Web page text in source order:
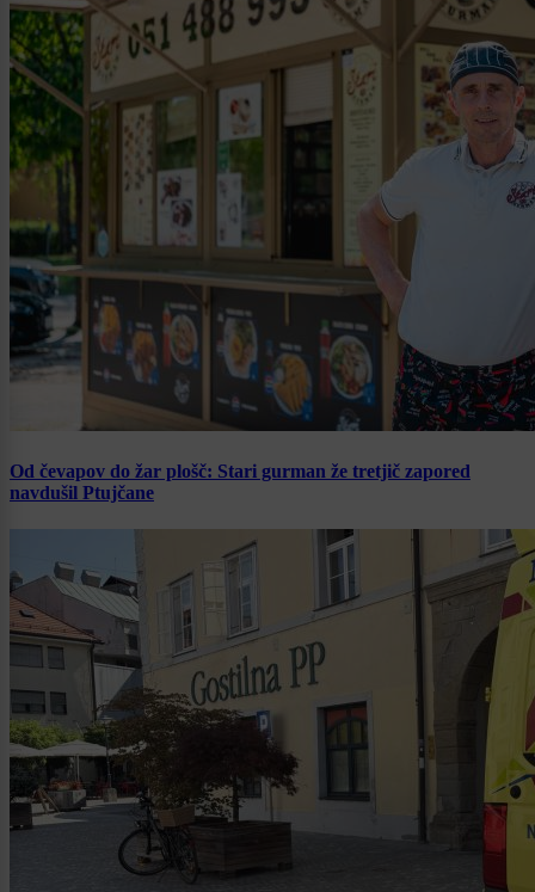
Od čevapov do žar plošč: Stari gurman že tretjič zapored
navdušil Ptujčane